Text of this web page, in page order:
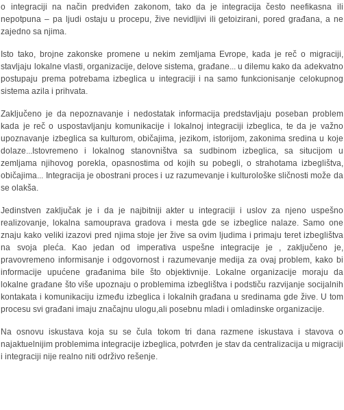
o integraciji na način predviđen zakonom, tako da je integracija često neefikasna ili
nepotpuna – pa ljudi ostaju u procepu, žive nevidljivi ili getoizirani, pored građana, a ne
zajedno sa njima.
Isto tako, brojne zakonske promene u nekim zemljama Evrope, kada je reč o migraciji,
stavljaju lokalne vlasti, organizacije, delove sistema, građane... u dilemu kako da adekvatno
postupaju prema potrebama izbeglica u integraciji i na samo funkcionisanje celokupnog
sistema azila i prihvata.
Zaključeno je da nepoznavanje i nedostatak informacija predstavljaju poseban problem
kada je reč o uspostavljanju komunikacije i lokalnoj integraciji izbeglica, te da je važno
upoznavanje izbeglica sa kulturom, običajima, jezikom, istorijom, zakonima sredina u koje
dolaze...Istovremeno i lokalnog stanovništva sa sudbinom izbeglica, sa situcijom u
zemljama njihovog porekla, opasnostima od kojih su pobegli, o strahotama izbeglištva,
običajima... Integracija je obostrani proces i uz razumevanje i kulturološke sličnosti može da
se olakša.
Jedinstven zaključak je i da je najbitniji akter u integraciji i uslov za njeno uspešno
realizovanje, lokalna samouprava gradova i mesta gde se izbeglice nalaze. Samo one
znaju kako veliki izazovi pred njima stoje jer žive sa ovim ljudima i primaju teret izbeglištva
na svoja pleća. Kao jedan od imperativa uspešne integracije je , zaključeno je,
pravovremeno informisanje i odgovornost i razumevanje medija za ovaj problem, kako bi
informacije upućene građanima bile što objektivnije. Lokalne organizacije moraju da
lokalne građane što više upoznaju o problemima izbeglištva i podstiču razvijanje socijalnih
kontakata i komunikaciju između izbeglica i lokalnih građana u sredinama gde žive. U tom
procesu svi građani imaju značajnu ulogu,ali posebnu mladi i omladinske organizacije.
Na osnovu iskustava koja su se čula tokom tri dana razmene iskustava i stavova o
najaktuelnijim problemima integracije izbeglica, potvrđen je stav da centralizacija u migraciji
i integraciji nije realno niti održivo rešenje.